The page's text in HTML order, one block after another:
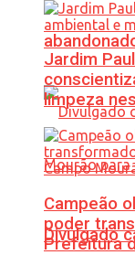
Divulgado
Jardim
limpeza
Campeão
poder
Prefeitura